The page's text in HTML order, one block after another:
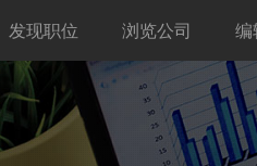
发现职位 浏览公司 编